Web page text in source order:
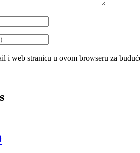
i web stranicu u ovom browseru za